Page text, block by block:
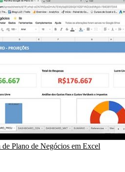
Plano de Negócios em Excel